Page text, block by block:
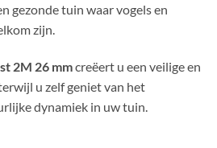
gezonde tuin waar vogels en
zijn.
2M 26 mmcreëert u een veilige en
u zelf geniet van het
dynamiek in uw tuin.